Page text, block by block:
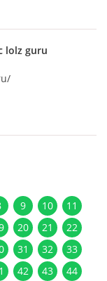
lolz guru
9 10
11
20 21
22
31 32
33
42 43
44